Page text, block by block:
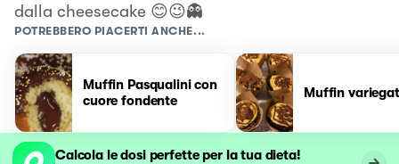
dalla cheesecake 😊😉👻
POTREBBERO PIACERTI ANCHE...
Muffin Pasqualini con
cuore fondente
Muffin
Calcola le dosi perfette per la tua dieta!